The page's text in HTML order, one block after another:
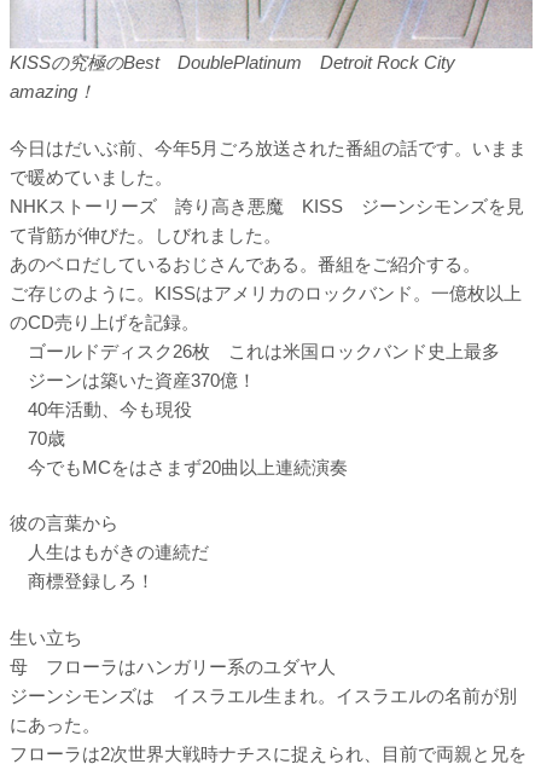
KISSの究極のBest DoublePlatinum Detroit Rock City
amazing！
今日はだいぶ前、今年5月ごろ放送された番組の話です。いまま
で暖めていました。
NHKストーリーズ 誇り高き悪魔 KISS ジーンシモンズを見
て背筋が伸びた。しびれました。
あのベロだしているおじさんである。番組をご紹介する。
ご存じのように。KISSはアメリカのロックバンド。一億枚以上
のCD売り上げを記録。
ゴールドディスク26枚 これは米国ロックバンド史上最多
ジーンは築いた資産370億！
40年活動、今も現役
70歳
今でもMCをはさまず20曲以上連続演奏
彼の言葉から
人生はもがきの連続だ
商標登録しろ！
生い立ち
母 フローラはハンガリー系のユダヤ人
ジーンシモンズは イスラエル生まれ。イスラエルの名前が別
にあった。
フローラは2次世界大戦時ナチスに捉えられ、目前で両親と兄を